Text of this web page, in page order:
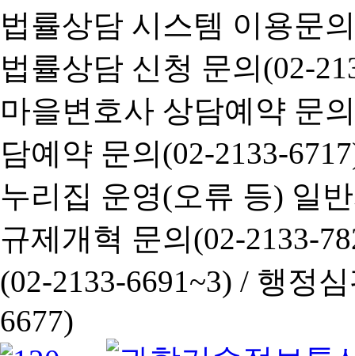
법률상담 시스템 이용문
법률상담 신청 문의(02-
마을변호사 상담예약 문
담예약 문의(02-2133-
누리집 운영(오류 등) 일
규제개혁 문의(02-2133-
(02-2133-6691~3) / 행정심
6677)